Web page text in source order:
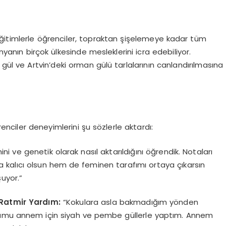
öğrenciler, topraktan şişelemeye kadar tüm
birçok ülkesinde mesleklerini icra edebiliyor.
ve Artvin’deki orman gülü tarlalarının canlandırılmasına
deneyimlerini şu sözlerle aktardı:
ve genetik olarak nasıl aktarıldığını öğrendik. Notaları
olsun hem de feminen tarafımı ortaya çıkarsın
Yardım: “Kokulara asla bakmadığım yönden
annem için siyah ve pembe güllerle yaptım. Annem